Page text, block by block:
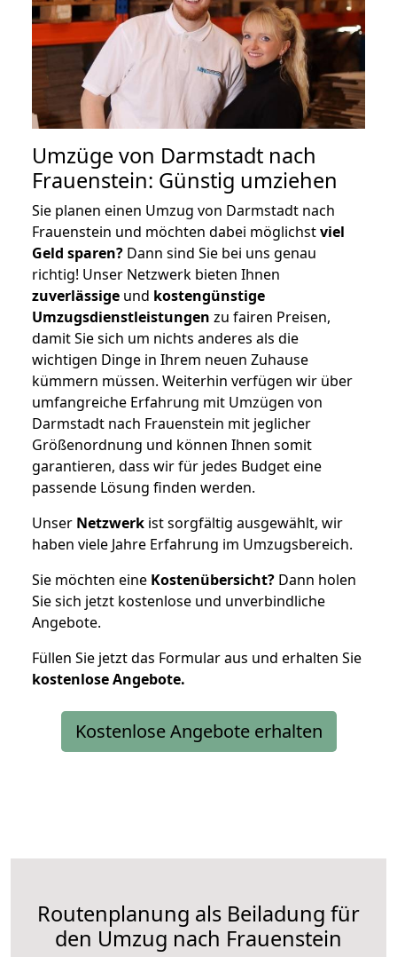
Umzüge von Darmstadt nach
Frauenstein: Günstig umziehen
Sie planen einen Umzug von Darmstadt nach
Frauenstein und möchten dabei möglichstviel
Geld sparen? Dann sind Sie bei uns genau
richtig! Unser Netzwerk bieten Ihnen
zuverlässige und kostengünstige
Umzugsdienstleistungen zu fairen Preisen,
damit Sie sich um nichts anderes als die
wichtigen Dinge in Ihrem neuen Zuhause
kümmern müssen. Weiterhin verfügen wir über
umfangreiche Erfahrung mit Umzügen von
Darmstadt nach Frauenstein mit jeglicher
Größenordnung und können Ihnen somit
garantieren, dass wir für jedes Budget eine
passende Lösung finden werden.
Unser Netzwerk ist sorgfältig ausgewählt, wir
haben viele Jahre Erfahrung im Umzugsbereich.
Sie möchten eine Kostenübersicht? Dann holen
Sie sich jetzt kostenlose und unverbindliche
Angebote.
Füllen Sie jetzt das Formular aus und erhalten Sie
kostenloseAngebote.
Kostenlose Angebote erhalten
Routenplanung als Beiladung für
den Umzug nach Frauenstein